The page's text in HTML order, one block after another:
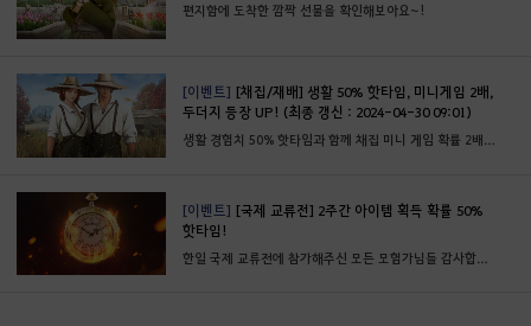
편지함에 도착한 깜짝 선물을 확인해보아요~!
[이벤트] [채집/재배] 생활 50% 핫타임, 미니게임 2배,
두더지 등장 UP! (최종 갱신 : 2024-04-30 09:01)
[이벤트] [국제 교류전] 2주간 아이템 획득 확률 50%
핫타임!